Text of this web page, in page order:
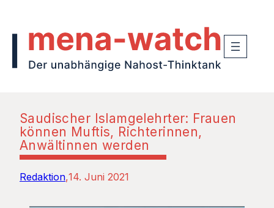
Saudischer Islamgelehrter: Frauen
können Muftis, Richterinnen,
Anwältinnen werden
Redaktion 14. Juni 2021